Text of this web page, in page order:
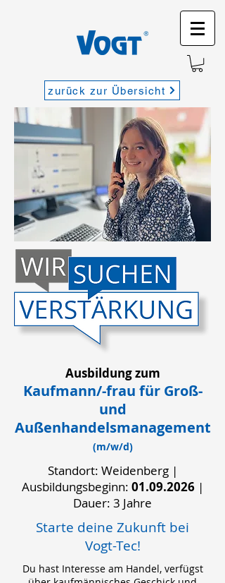
zurück zur Übersicht
Ausbildung zum
Kaufmann/-frau für Groß-
und
Außenhandelsmanagement
(m/w/d)
Standort: Weidenberg |
Ausbildungsbeginn: 01.09.2026|
Dauer: 3 Jahre
Starte deine Zukunft bei
Vogt-Tec!
Du hast Interesse am Handel, verfügst